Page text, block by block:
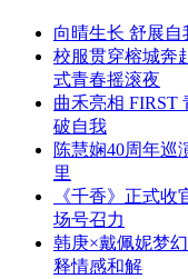
向晴生长 舒展
校服贯穿榕城奔
式青春摇滚夜
曲禾亮相 FIRST
破自我
陈慧娴40周年巡
里
《千香》正式
场号召力
韩庚×戴佩妮梦
释情感和解